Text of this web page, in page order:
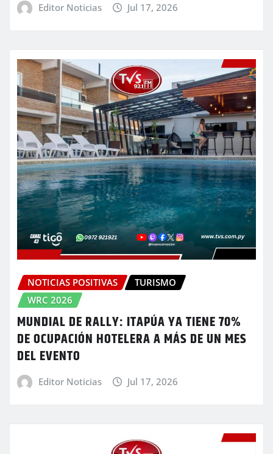
Editor Noticias Jul 17, 2026
NOTICIAS POSITIVAS
TURISMO
WRC 2026
MUNDIAL DE RALLY: ITAPÚA YA TIENE 70%
DE OCUPACIÓN HOTELERA A MÁS DE UN MES
DEL EVENTO
Editor Noticias Jul 17, 2026